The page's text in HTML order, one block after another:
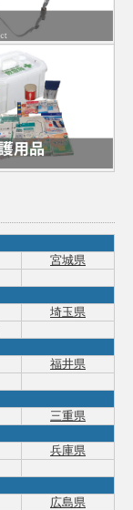
宮城県
埼玉県
福井県
三重県
兵庫県
広島県